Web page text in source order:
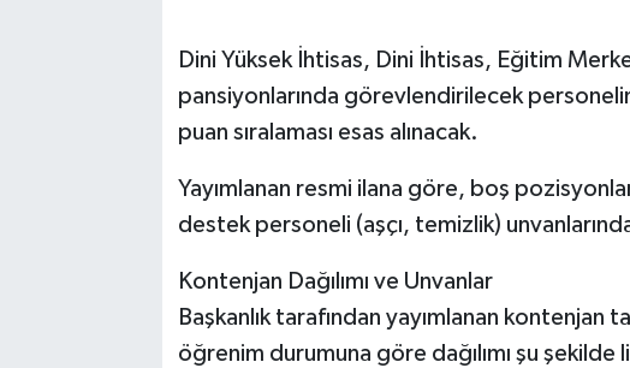
Dini Yüksek İhtisas, Dini İhtisas, Eğitim
pansiyonlarında görevlendirilecek personelin
puan sıralaması esas alınacak.
Yayımlanan resmi ilana göre, boş
destek personeli (aşçı, temizlik)
Kontenjan Dağılımı ve Unvanlar
Başkanlık tarafından yayımlanan
öğrenim durumuna göre dağılımı şu şekilde